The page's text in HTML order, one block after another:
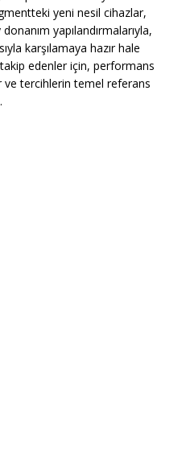
yeni nesil cihazlar,
yapılandırmalarıyla,
karşılamaya hazır hale
edenler için, performans
ve tercihlerin temel referans